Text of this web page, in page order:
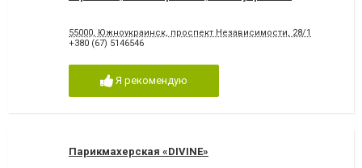
55000, Южноукраинск, проспект Независимости, 28/1
+380 (67) 5146546
Я рекомендую
Парикмахерская «DIVINE»